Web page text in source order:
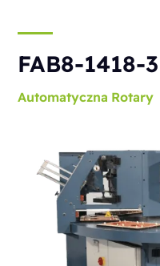
FAB8-1418-3
Automatyczna Rotary